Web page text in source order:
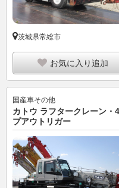
茨城県常総市
お気に入り追加
国産車その他
カトウ ラフタークレーン
プアウトリガー